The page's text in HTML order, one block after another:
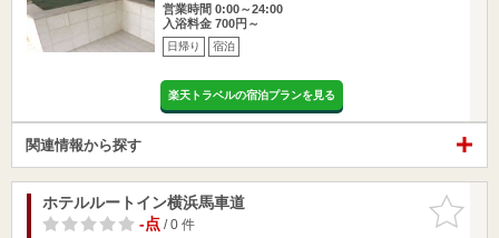
営業時間 0:00～24:00
入浴料金 700円～
日帰り 宿泊
楽天トラベルの宿泊プランを見る
関連情報から探す
お気に入
りに追加
ホテルルートイン横浜馬車道
-点/ 0 件